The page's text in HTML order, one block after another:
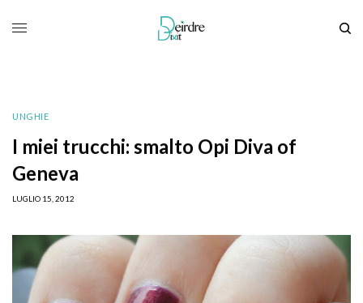
UNGHIE
I miei trucchi: smalto Opi Diva of
Geneva
LUGLIO 15, 2012